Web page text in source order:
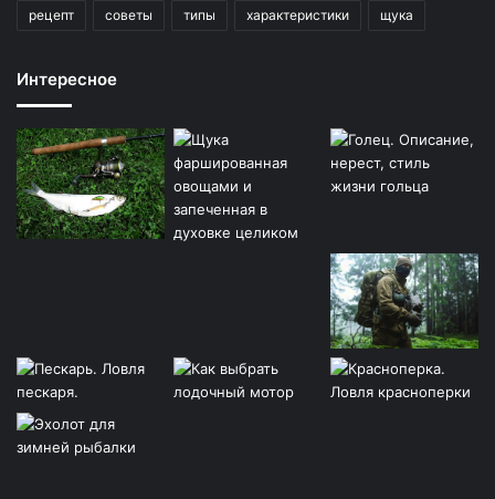
рецепт советы типы характеристики щука
Интересное